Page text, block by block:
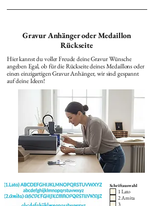
Gravur Anhänger oder Medaillon
Rückseite
Hier kannst du voller Freude deine Gravur Wünsche
angeben Egal, ob für die Rückseite deines Medaillons oder
einen einzigartigen Gravur Anhänger, wir sind gespannt
auf deine Ideen!
Schriftauswahl
1 Lato
2 Amita
3